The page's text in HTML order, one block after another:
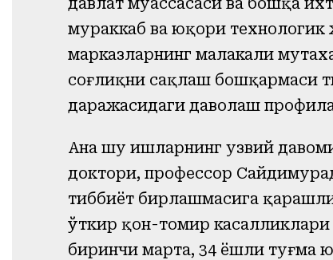
мураккаб ва юқори
марказларнинг малакали
соғлиқни сақлаш бошқармаси
даражасидаги даволаш
Ана шу ишларнинг узвий
доктори, профессор
тиббиёт бирлашмасига
ўткир қон-томир
биринчи марта, 34 ёшли туғма